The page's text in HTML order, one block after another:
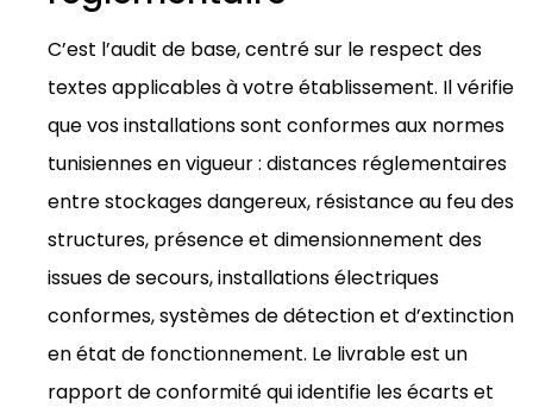
C’est l’audit de base, centré sur le respect des
textes applicables à votre établissement. Il vérifie
que vos installations sont conformes aux normes
tunisiennes en vigueur : distances réglementaires
entre stockages dangereux, résistance au feu des
structures, présence et dimensionnement des
issues de secours, installations électriques
conformes, systèmes de détection et d’extinction
en état de fonctionnement. Le livrable est un
rapport de conformité qui identifie les écarts et